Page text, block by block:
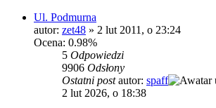
Ul. Podmurna
autor: zet48 » 2 lut 2011, o 23:24
Ocena: 0.98%
5 Odpowiedzi
9906 Odsłony
Ostatni postautor: spaff
2 lut 2026, o 18:38